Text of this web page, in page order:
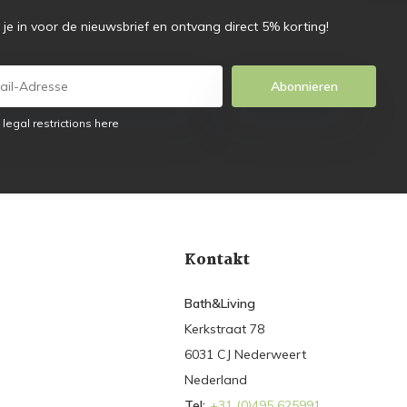
je in voor de nieuwsbrief en ontvang direct 5% korting!
Abonnieren
legal restrictions here
Kontakt
Bath&Living
Kerkstraat 78
6031 CJ Nederweert
Nederland